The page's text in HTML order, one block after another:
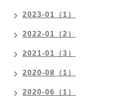
2023-01（1）
2022-01（2）
2021-01（3）
2020-08（1）
2020-06（1）